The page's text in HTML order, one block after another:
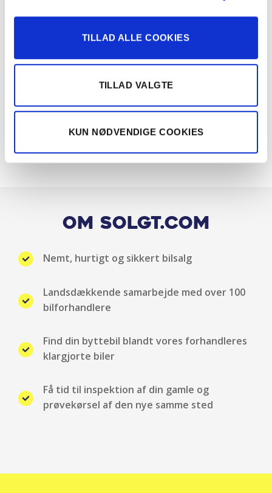
TILLAD ALLE COOKIES
TILLAD VALGTE
KUN NØDVENDIGE COOKIES
DAB radio
Dæktrykssensor
Digitalt Cockpit
Elektrisk parkeringsbremse
ESP
Fartpilot adaptiv
Om Solgt.com
Nemt, hurtigt og sikkert bilsalg
Landsdækkende samarbejde med over 100
bilforhandlere
Find din byttebil blandt vores forhandleres
klargjorte biler
Få tid til inspektion af din gamle og
prøvekørsel af den nye samme sted